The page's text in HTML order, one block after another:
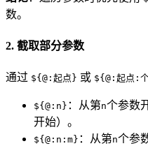
数。
2. 截取部分参数
通过 ${@:起点} 或 ${@:起点:
${@:n} ：从第n个参数
开始）。
${@:n:m} ：从第n个参